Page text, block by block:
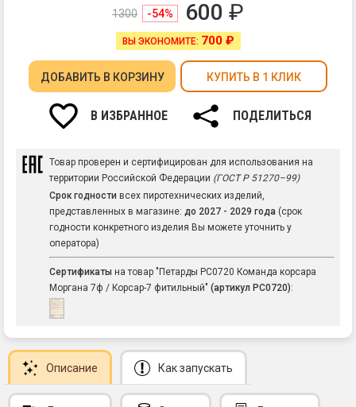
1300 -54% 600 ₽
ВЫ ЭКОНОМИТЕ: 700 ₽
ДОБАВИТЬ В КОРЗИНУ КУПИТЬ В 1 КЛИК
В ИЗБРАННОЕ ПОДЕЛИТЬСЯ
Товар проверен и сертифицирован для использования на
территории Российской Федерации (ГОСТ Р 51270–99)
Срок годности всех пиротехнических изделий,
представленных в магазине: до 2027 - 2029 года (срок
годности конкретного изделия Вы можете уточнить у
оператора)
Сертификаты на товар "Петарды РС0720 Команда корсара
Моргана 7ф / Корсар-7 фитильный" (артикул РС0720):
Описание Как запускать